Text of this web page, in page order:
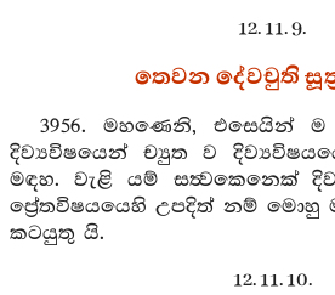
12. 11. 9.
තෙවන දේවචුති
3956. මහණෙනි, එසෙයින්
දිව්‍යවිෂයෙන් ච්‍යුත ව
මඳහ. වැළි යම් සත්‍වකෙනෙක්
ප්‍රේතවිෂයයෙහි උපදිත් නම් මොහු
කටයුතු යි.
12. 11. 10.